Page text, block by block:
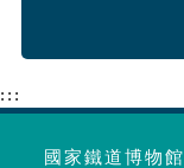
:::
國家鐵道博物館